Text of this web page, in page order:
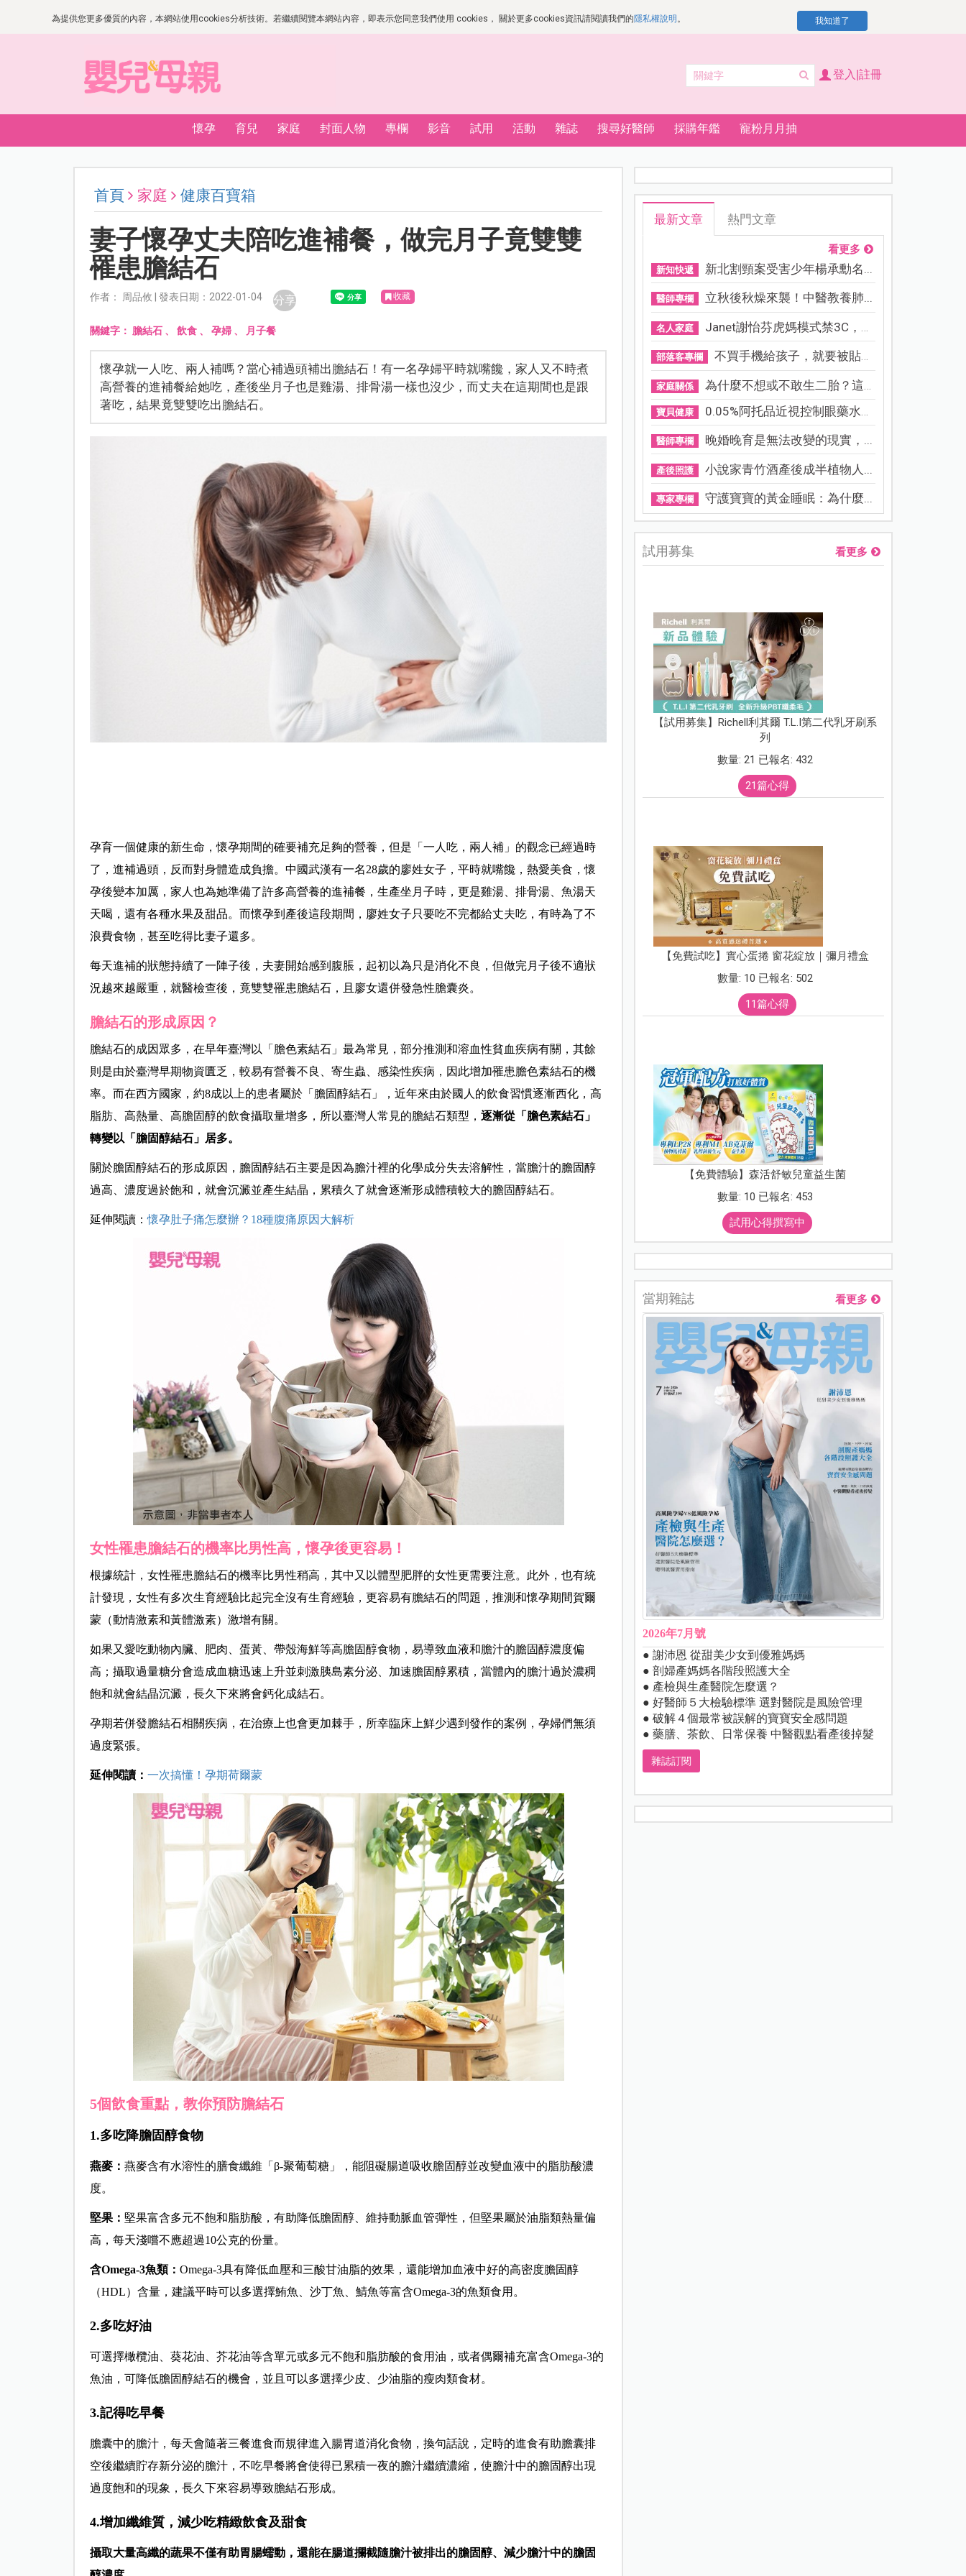
為提供您更多優質的內容，本網站使用cookies分析技術。若繼續閱覽本網站內容，即表示您同意我們使用 cookies， 關於更多cookies資訊請閱讀我們的隱私權說明 。 我知道了
登入|註冊
懷孕 育兒 家庭 封面人物 專欄 影音 試用 活動 雜誌 搜尋好醫師 採購年鑑 寵粉月月抽
首頁 家庭 健康百寶箱
妻子懷孕丈夫陪吃進補餐，做完月子竟雙雙
罹患膽結石
作者： 周品攸 | 發表日期：2022-01-04 分享 收藏
關鍵字： 膽結石、 飲食、 孕婦、 月子餐
懷孕就一人吃、兩人補嗎？當心補過頭補出膽結石！有一名孕婦平時就嘴饞，家人又不時煮
高營養的進補餐給她吃，產後坐月子也是雞湯、排骨湯一樣也沒少，而丈夫在這期間也是跟
著吃，結果竟雙雙吃出膽結石。
孕育一個健康的新生命，懷孕期間的確要補充足夠的營養，但是「一人吃，兩人補」的觀念已經過時
了，進補過頭，反而對身體造成負擔。中國武漢有一名28歲的廖姓女子，平時就嘴饞，熱愛美食，懷
孕後變本加厲，家人也為她準備了許多高營養的進補餐，生產坐月子時，更是雞湯、排骨湯、魚湯天
天喝，還有各種水果及甜品。而懷孕到產後這段期間，廖姓女子只要吃不完都給丈夫吃，有時為了不
浪費食物，甚至吃得比妻子還多。
每天進補的狀態持續了一陣子後，夫妻開始感到腹脹，起初以為只是消化不良，但做完月子後不適狀
況越來越嚴重，就醫檢查後，竟雙雙罹患膽結石，且廖女還併發急性膽囊炎。
膽結石的形成原因？
膽結石的成因眾多，在早年臺灣以「膽色素結石」最為常見，部分推測和溶血性貧血疾病有關，其餘
則是由於臺灣早期物資匱乏，較易有營養不良、寄生蟲、感染性疾病，因此增加罹患膽色素結石的機
率。而在西方國家，約8成以上的患者屬於「膽固醇結石」，近年來由於國人的飲食習慣逐漸西化，高
脂肪、高熱量、高膽固醇的飲食攝取量增多，所以臺灣人常見的膽結石類型， 逐漸從「膽色素結石」
轉變以「膽固醇結石」居多。
關於膽固醇結石的形成原因，膽固醇結石主要是因為膽汁裡的化學成分失去溶解性，當膽汁的膽固醇
過高、濃度過於飽和，就會沉澱並產生結晶，累積久了就會逐漸形成體積較大的膽固醇結石。
延伸閱讀：懷孕肚子痛怎麼辦？18種腹痛原因大解析
女性罹患膽結石的機率比男性高，懷孕後更容易！
根據統計，女性罹患膽結石的機率比男性稍高，其中又以體型肥胖的女性更需要注意。此外，也有統
計發現，女性有多次生育經驗比起完全沒有生育經驗，更容易有膽結石的問題，推測和懷孕期間賀爾
蒙（動情激素和黃體激素）激增有關。
如果又愛吃動物內臟、肥肉、蛋黃、帶殼海鮮等高膽固醇食物，易導致血液和膽汁的膽固醇濃度偏
高；攝取過量糖分會造成血糖迅速上升並刺激胰島素分泌、加速膽固醇累積，當體內的膽汁過於濃稠
飽和就會結晶沉澱，長久下來將會鈣化成結石。
孕期若併發膽結石相關疾病，在治療上也會更加棘手，所幸臨床上鮮少遇到發作的案例，孕婦們無須
過度緊張。
延伸閱讀： 一次搞懂！孕期荷爾蒙
5個飲食重點，教你預防膽結石
1.多吃降膽固醇食物
燕麥： 燕麥含有水溶性的膳食纖維「β-聚葡萄糖」，能阻礙腸道吸收膽固醇並改變血液中的脂肪酸濃
度。
堅果： 堅果富含多元不飽和脂肪酸，有助降低膽固醇、維持動脈血管彈性，但堅果屬於油脂類熱量偏
高，每天淺嚐不應超過10公克的份量。
含Omega-3魚類： Omega-3具有降低血壓和三酸甘油脂的效果，還能增加血液中好的高密度膽固醇
（HDL）含量，建議平時可以多選擇鮪魚、沙丁魚、鯖魚等富含Omega-3的魚類食用。
2.多吃好油
可選擇橄欖油、葵花油、芥花油等含單元或多元不飽和脂肪酸的食用油，或者偶爾補充富含Omega-3的
魚油，可降低膽固醇結石的機會，並且可以多選擇少皮、少油脂的瘦肉類食材。
3.記得吃早餐
膽囊中的膽汁，每天會隨著三餐進食而規律進入腸胃道消化食物，換句話說，定時的進食有助膽囊排
空後繼續貯存新分泌的膽汁，不吃早餐將會使得已累積一夜的膽汁繼續濃縮，使膽汁中的膽固醇出現
過度飽和的現象，長久下來容易導致膽結石形成。
4.增加纖維質，減少吃精緻飲食及甜食
攝取大量高纖的蔬果不僅有助胃腸蠕動，還能在腸道攔截隨膽汁被排出的膽固醇、減少膽汁中的膽固
最新文章 熱門文章
看更多
新知快遞 新北割頸案受害少年楊承勳名...
醫師專欄 立秋後秋燥來襲！中醫教養肺...
名人家庭 Janet謝怡芬虎媽模式禁3C，看...
部落客專欄 不買手機給孩子，就要被貼「...
家庭關係 為什麼不想或不敢生二胎？這8...
寶貝健康 0.05%阿托品近視控制眼藥水納...
醫師專欄 晚婚晚育是無法改變的現實，...
產後照護 小說家青竹酒產後成半植物人...
專家專欄 守護寶寶的黃金睡眠：為什麼...
試用募集 看更多
【試用募集】Richell利其爾 T.L.I第二代乳牙刷系
列
數量: 21 已報名: 432
21篇心得
【免費試吃】實心蛋捲 窗花綻放｜彌月禮盒
數量: 10 已報名: 502
11篇心得
【免費體驗】森活舒敏兒童益生菌
數量: 10 已報名: 453
試用心得撰寫中
當期雜誌 看更多
2026年7月號
● 謝沛恩 從甜美少女到優雅媽媽
● 剖婦產媽媽各階段照護大全
● 產檢與生產醫院怎麼選？
● 好醫師５大檢驗標準 選對醫院是風險管理
● 破解４個最常被誤解的寶寶安全感問題
● 藥膳、茶飲、日常保養 中醫觀點看產後掉髮
雜誌訂閱